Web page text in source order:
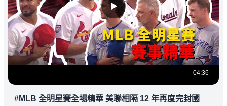
04:36
#MLB 全明星賽全場精華 美聯相隔 12 年再度完封國